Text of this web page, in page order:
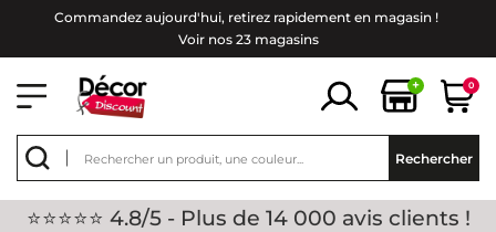
Commandez aujourd'hui, retirez rapidement en magasin !
Voir nos 23 magasins
+ 0
Rechercher
⭐⭐⭐⭐⭐ 4.8/5 - Plus de 14 000 avis clients !